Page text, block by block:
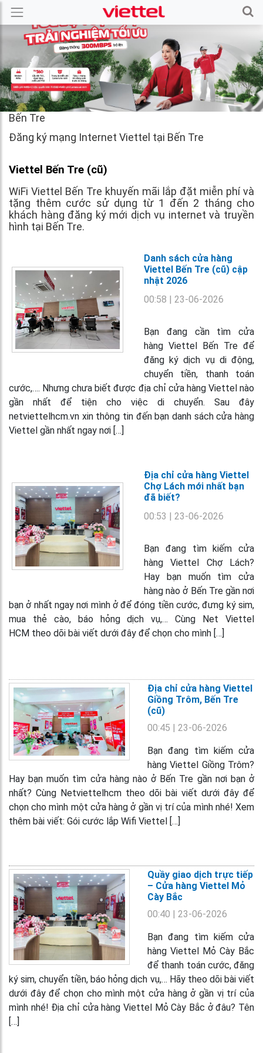
Bến Tre
Đăng ký mạng Internet Viettel tại Bến Tre
Viettel Bến Tre (cũ)
WiFi Viettel Bến Tre khuyến mãi lắp đặt miễn phí và
tặng thêm cước sử dụng từ 1 đến 2 tháng cho
khách hàng đăng ký mới dịch vụ internet và truyền
hình tại Bến Tre.
Danh sách cửa hàng
Viettel Bến Tre (cũ) cập
nhật 2026
00:58 | 23-06-2026
Bạn đang cần tìm cửa
hàng Viettel Bến Tre để
đăng ký dịch vụ di động,
chuyển tiền, thanh toán
cước,…. Nhưng chưa biết được địa chỉ cửa hàng Viettel nào
gần nhất để tiện cho việc di chuyển. Sau đây
netviettelhcm.vn xin thông tin đến bạn danh sách cửa hàng
Viettel gần nhất ngay nơi […]
Địa chỉ cửa hàng Viettel
Chợ Lách mới nhất bạn
đã biết?
00:53 | 23-06-2026
Bạn đang tìm kiếm cửa
hàng Viettel Chợ Lách?
Hay bạn muốn tìm cửa
hàng nào ở Bến Tre gần nơi
bạn ở nhất ngay nơi mình ở để đóng tiền cước, đưng ký sim,
mua thẻ cào, báo hỏng dịch vụ,… Cùng Net Viettel
HCM theo dõi bài viết dưới đây để chọn cho mình […]
Địa chỉ cửa hàng Viettel
Giồng Trôm, Bến Tre
(cũ)
00:45 | 23-06-2026
Bạn đang tìm kiếm cửa
hàng Viettel Giồng Trôm?
Hay bạn muốn tìm cửa hàng nào ở Bến Tre gần nơi bạn ở
nhất? Cùng Netviettelhcm theo dõi bài viết dưới đây để
chọn cho mình một cửa hàng ở gần vị trí của mình nhé! Xem
thêm bài viết: Gói cước lắp Wifi Viettel […]
Quầy giao dịch trực tiếp
– Cửa hàng Viettel Mỏ
Cày Bắc
00:40 | 23-06-2026
Bạn đang tìm kiếm cửa
hàng Viettel Mỏ Cày Bắc
để thanh toán cước, đăng
ký sim, chuyển tiền, báo hỏng dịch vụ,… Hãy theo dõi bài viết
dưới đây để chọn cho mình một cửa hàng ở gần vị trí của
mình nhé! Địa chỉ cửa hàng Viettel Mỏ Cày Bắc ở đâu? Tên
[…]